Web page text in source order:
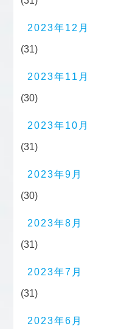
2023年12月
(31)
2023年11月
(30)
2023年10月
(31)
2023年9月
(30)
2023年8月
(31)
2023年7月
(31)
2023年6月